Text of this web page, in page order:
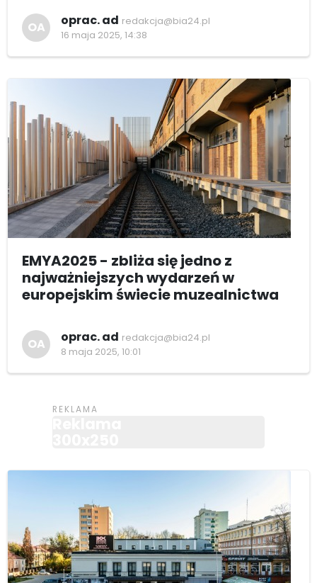
OA oprac. ad redakcja@bia24.pl
16 maja 2025, 14:38
EMYA2025 - zbliża się jedno z
najważniejszych wydarzeń w
europejskim świecie muzealnictwa
OA oprac. ad redakcja@bia24.pl
8 maja 2025, 10:01